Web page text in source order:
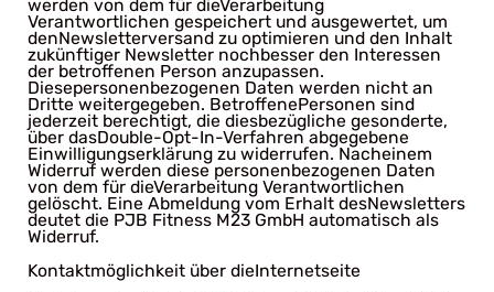
werden von dem für dieVerarbeitung
Verantwortlichen gespeichert und ausgewertet, um
denNewsletterversand zu optimieren und den Inhalt
zukünftiger Newsletter nochbesser den Interessen
der betroffenen Person anzupassen.
Diesepersonenbezogenen Daten werden nicht an
Dritte weitergegeben. BetroffenePersonen sind
jederzeit berechtigt, die diesbezügliche gesonderte,
über dasDouble-Opt-In-Verfahren abgegebene
Einwilligungserklärung zu widerrufen. Nacheinem
Widerruf werden diese personenbezogenen Daten
von dem für dieVerarbeitung Verantwortlichen
gelöscht. Eine Abmeldung vom Erhalt desNewsletters
deutet die PJB Fitness M23 GmbH automatisch als
Widerruf.
Kontaktmöglichkeit über dieInternetseite